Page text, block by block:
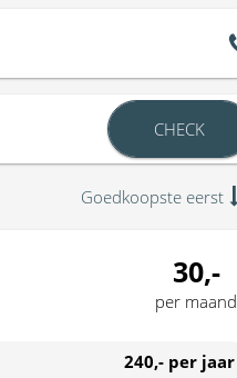
CHECK
Goedkoopste eerst
30,-
per maand
240,- per jaar